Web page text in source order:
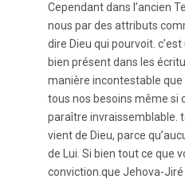
Cependant dans l’ancien
nous par des attributs
dire Dieu qui pourvoit.
bien présent dans les
manière incontestable que
tous nos besoins même si
paraître invraissemblable.
vient de Dieu, parce
de Lui. Si bien tout ce que
conviction.que Jehova-